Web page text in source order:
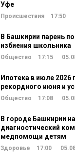
Уфе
Происшествия 17:50
В Башкирии парень
избиения школьника
Общество 17:15
Ипотека в июле 2026
рекордного июня и
Общество 17:08
В городе Башкирии
диагностический
медпомощи детям
Здоровье 17:00